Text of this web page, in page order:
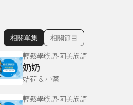
顯示相關單集
相關單集 相關節目
輕鬆學族語-阿美族語
奶奶
姞荷 & 小蔡
輕鬆學族語-阿美族語